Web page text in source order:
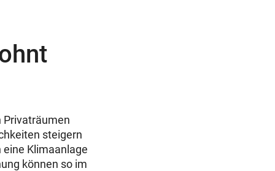
Privaträumen
steigern
Klimaanlage
können so im